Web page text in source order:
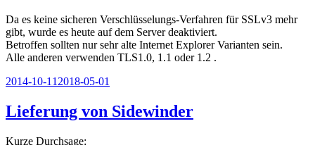
Da es keine sicheren Verschlüsselungs-Verfahren für SSLv3 mehr
gibt, wurde es heute auf dem Server deaktiviert.
Betroffen sollten nur sehr alte Internet Explorer Varianten sein.
Alle anderen verwenden TLS1.0, 1.1 oder 1.2 .
Veröffentlicht
2014-10-11 2018-05-01
Lieferung von Sidewinder
Kurze Durchsage: